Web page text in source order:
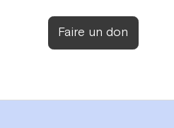
Faire un don